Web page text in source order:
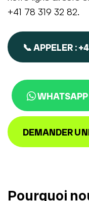
+41 78 319 32 82.
📞 APPELER :
WHATSAPP
DEMANDER
Pourquoi